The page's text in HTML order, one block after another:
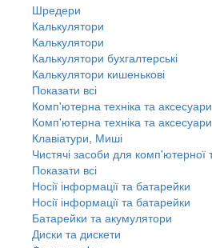
Шредери
Калькулятори
Калькулятори
Калькулятори бухгалтерські
Калькулятори кишенькові
Показати всі
Комп'ютерна техніка та аксесуари
Комп'ютерна техніка та аксесуари
Клавіатури, Миші
Чистячі засоби для комп'ютерної
Показати всі
Носії інформації та батарейки
Носії інформації та батарейки
Батарейки та акумулятори
Диски та дискети